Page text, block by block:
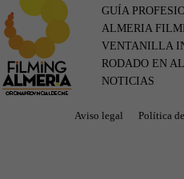
GUÍA
ALMERIA
VENTANILLA
RODADO EN
NOTICIAS
Aviso legal Política